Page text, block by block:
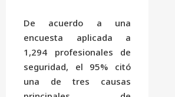
De acuerdo a una
encuesta aplicada a
1,294 profesionales de
seguridad, el 95% citó
una de tres causas